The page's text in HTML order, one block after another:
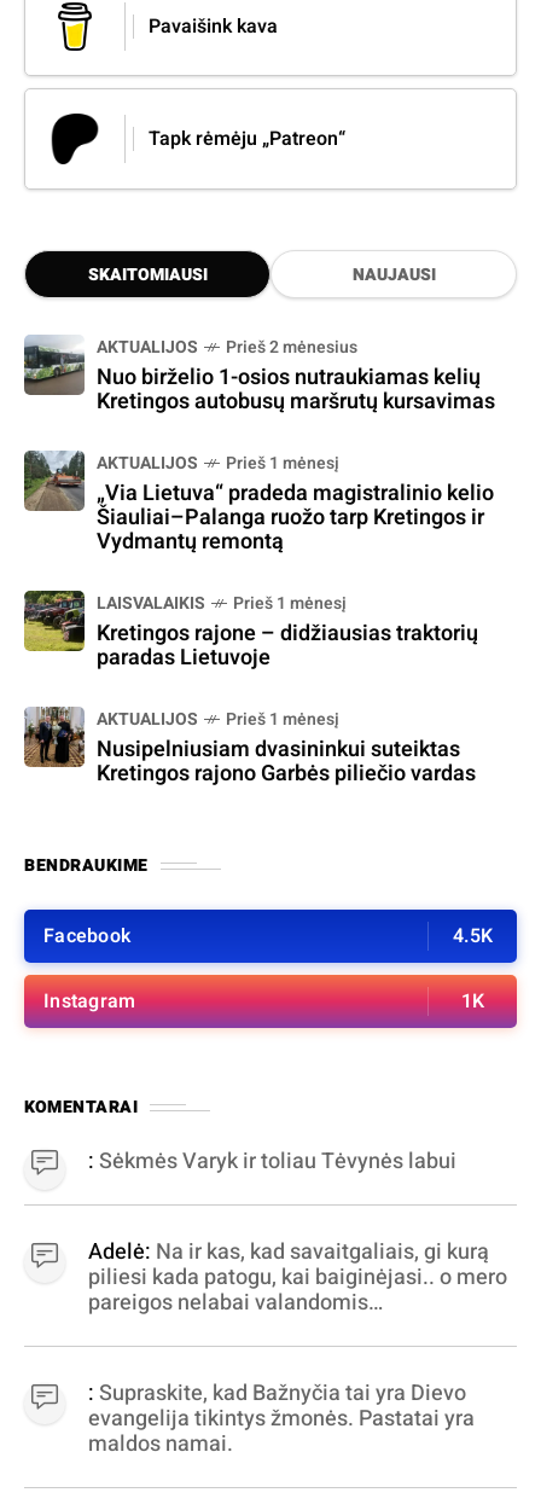
Pavaišink kava
Tapk rėmėju „Patreon“
SKAITOMIAUSI NAUJAUSI
AKTUALIJOS Prieš 2 mėnesius
Nuo birželio 1-osios nutraukiamas kelių
Kretingos autobusų maršrutų kursavimas
AKTUALIJOS Prieš 1 mėnesį
„Via Lietuva“ pradeda magistralinio kelio
Šiauliai–Palanga ruožo tarp Kretingos ir
Vydmantų remontą
LAISVALAIKIS Prieš 1 mėnesį
Kretingos rajone – didžiausias traktorių
paradas Lietuvoje
AKTUALIJOS Prieš 1 mėnesį
Nusipelniusiam dvasininkui suteiktas
Kretingos rajono Garbės piliečio vardas
BENDRAUKIME
Facebook 4.5K
Instagram 1K
KOMENTARAI
:Sėkmės Varyk ir toliau Tėvynės labui
Adelė: Na ir kas, kad savaitgaliais, gi kurą
piliesi kada patogu, kai baiginėjasi.. o mero
pareigos nelabai valandomis
virpinimas, ieškokit kur milijonus vagia
dujininkai, elektros aferistai, stadionų
statytojai Vilnuje
:Supraskite, kad Bažnyčia tai yra Dievo
evangelija tikintys žmonės. Pastatai yra
maldos namai.